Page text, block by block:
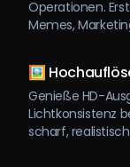
Operationen.
Memes,
🖼️
Genieße HD-
Lichtkonsistenz
scharf,